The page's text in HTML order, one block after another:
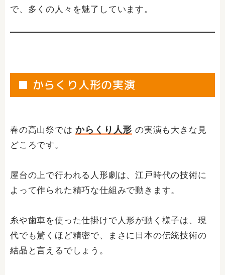
で、多くの人々を魅了しています。
■ からくり人形の実演
春の高山祭ではからくり人形 の実演も大きな見
どころです。
屋台の上で行われる人形劇は、江戸時代の技術に
よって作られた精巧な仕組みで動きます。
糸や歯車を使った仕掛けで人形が動く様子は、現
代でも驚くほど精密で、まさに日本の伝統技術の
結晶と言えるでしょう。